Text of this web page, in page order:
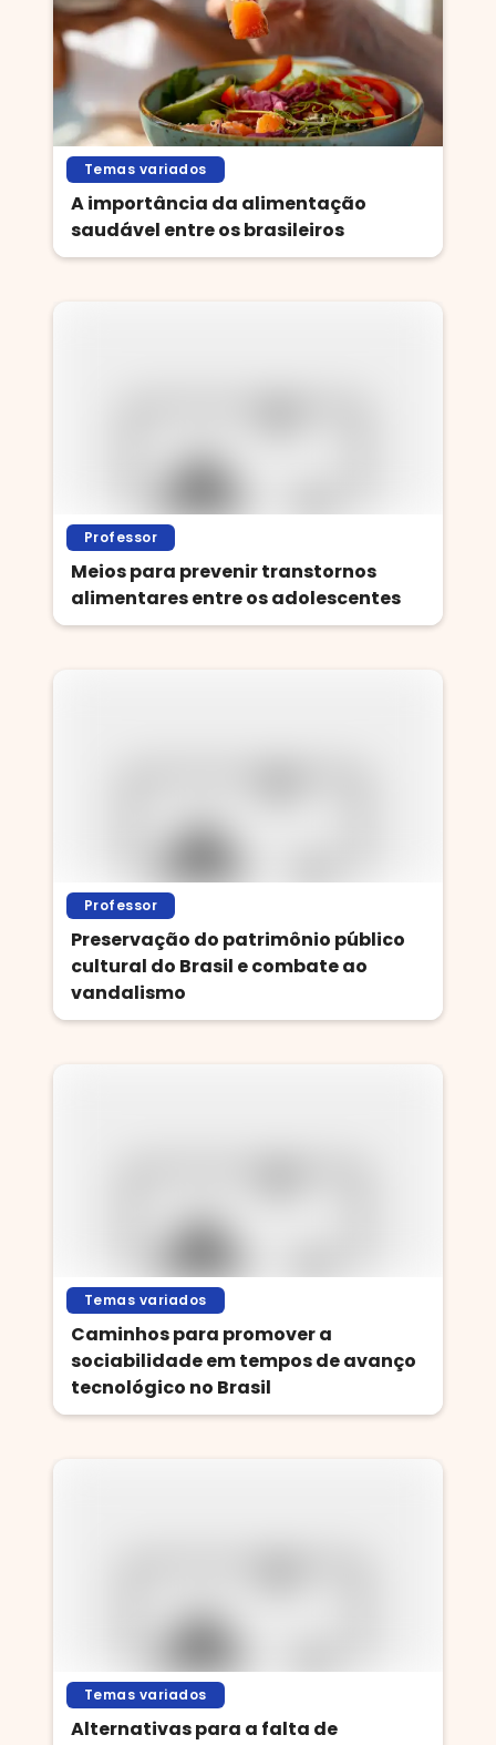
Temas variados
A importância da alimentação
saudável entre os brasileiros
Professor
Meios para prevenir transtornos
alimentares entre os adolescentes
Professor
Preservação do patrimônio público
cultural do Brasil e combate ao
vandalismo
Temas variados
Caminhos para promover a
sociabilidade em tempos de avanço
tecnológico no Brasil
Temas variados
Alternativas para a falta de